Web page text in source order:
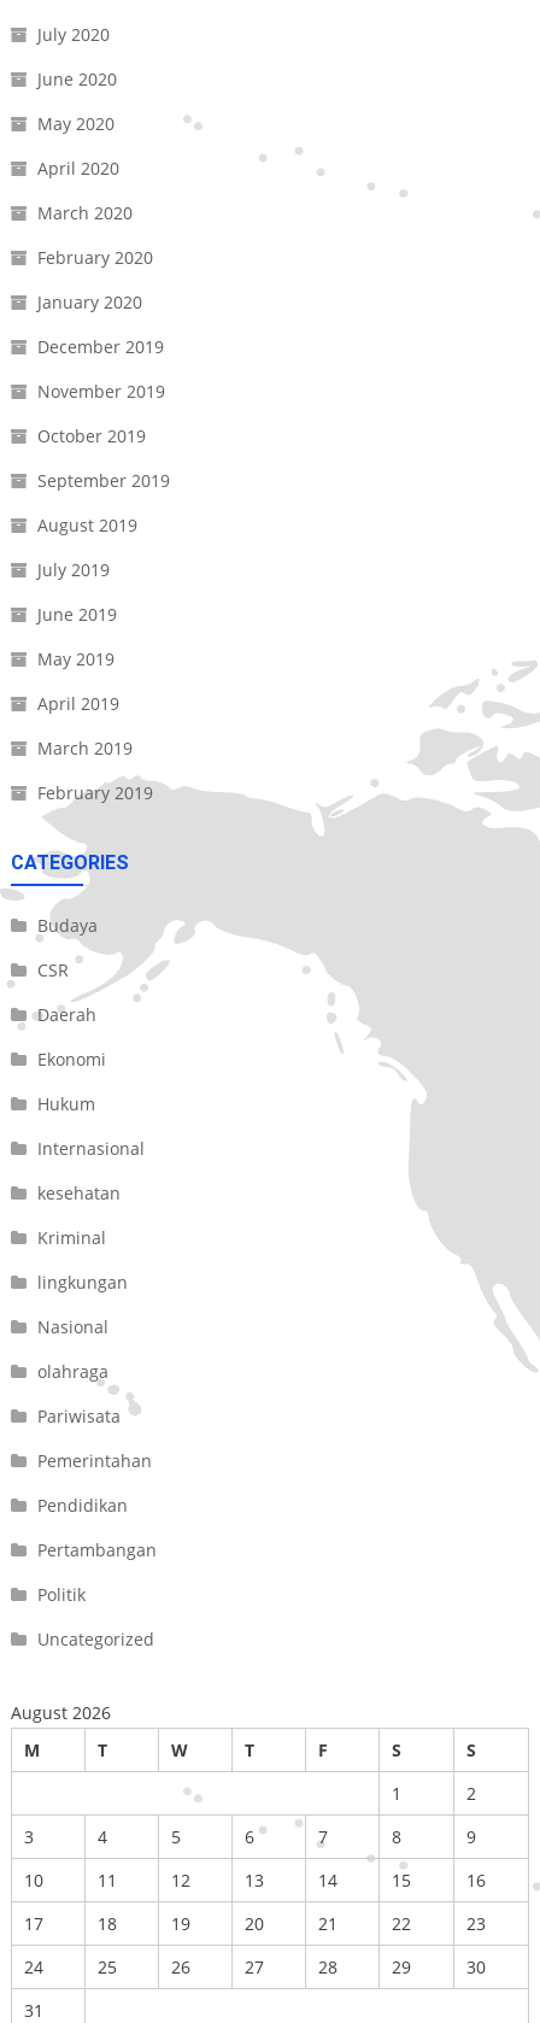
July 2020
June 2020
May 2020
April 2020
March 2020
February 2020
January 2020
December 2019
November 2019
October 2019
September 2019
August 2019
July 2019
June 2019
May 2019
April 2019
March 2019
February 2019
CATEGORIES
Budaya
CSR
Daerah
Ekonomi
Hukum
Internasional
kesehatan
Kriminal
lingkungan
Nasional
olahraga
Pariwisata
Pemerintahan
Pendidikan
Pertambangan
Politik
Uncategorized
August 2026
M
T W T F S
S
1
2
3
4 5 6 7 8
9
10
11 12 13 14 15
16
17
18 19 20 21 22
23
24
25 26 27 28 29
30
31